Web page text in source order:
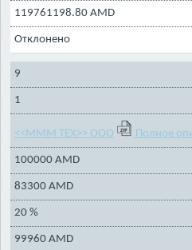
119761198.80 AMD
Отклонено
9
1
<<МММ ТЕХ>> ООО Полное
100000 AMD
83300 AMD
20 %
99960 AMD